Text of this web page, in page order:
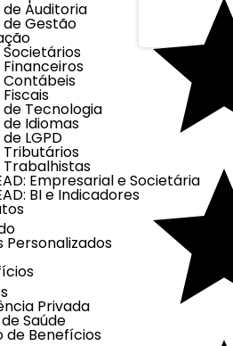
de Auditoria
de Gestão
Societários
Financeiros
Contábeis
de Tecnologia
de Idiomas
LGPD
Tributários
Trabalhistas
Empresarial e Societária
BI e Indicadores
Personalizados
Privada
Saúde
de Benefícios
ENDEREÇO